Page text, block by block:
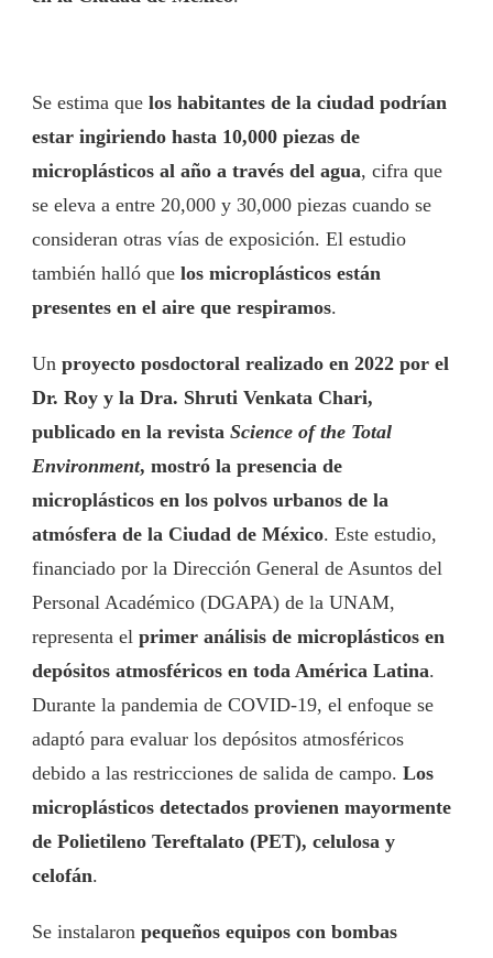
Se estima que los habitantes de la ciudad podrían
estar ingiriendo hasta 10,000 piezas de
microplásticos al año a través del agua, cifra que
se eleva a entre 20,000 y 30,000 piezas cuando se
consideran otras vías de exposición. El estudio
también halló que los microplásticos están
presentes en el aire que respiramos.
Un proyecto posdoctoral realizado en 2022 por el
Dr. Roy y la Dra. Shruti Venkata Chari,
publicado en la revista Science of the Total
Environment, mostró la presencia de
microplásticos en los polvos urbanos de la
atmósfera de la Ciudad de México. Este estudio,
financiado por la Dirección General de Asuntos del
Personal Académico (DGAPA) de la UNAM,
representa el primer análisis de microplásticos en
depósitos atmosféricos en toda América Latina.
Durante la pandemia de COVID-19, el enfoque se
adaptó para evaluar los depósitos atmosféricos
debido a las restricciones de salida de campo. Los
microplásticos detectados provienen mayormente
de Polietileno Tereftalato (PET), celulosa y
celofán.
Se instalaron pequeños equipos con bombas